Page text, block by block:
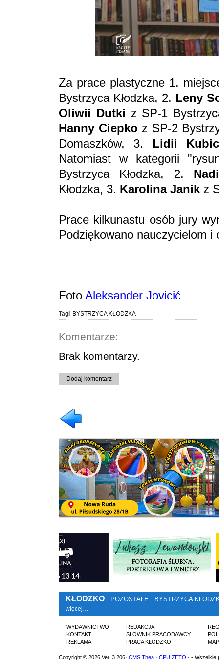
Za prace plastyczne 1.
Bystrzyca Kłodzka, 2. Leny
Oliwii Dutki z SP-1
Hanny Ciepko z SP-2
Domaszków, 3. Lidii
Natomiast w kategorii
Bystrzyca Kłodzka, 2.
Kłodzka, 3. Karolina Janik z
Prace kilkunastu osób jury
Podziękowano nauczycielom i
Foto Aleksander Jovicić
Tagi BYSTRZYCA KŁODZKA
Komentarze:
Brak komentarzy.
Dodaj komentarz
KŁODZKO POZOSTAŁE BYSTRZYCA
więcej…
WYDAWNICTWO
KONTAKT
REKLAMA
REDAKCJA
SŁOWNIK PRACODAWCY
PRACA KŁODZKO
Copyright © 2026 Ver. 3.206· CMS Thea · CPU ZETO · - Wszelkie